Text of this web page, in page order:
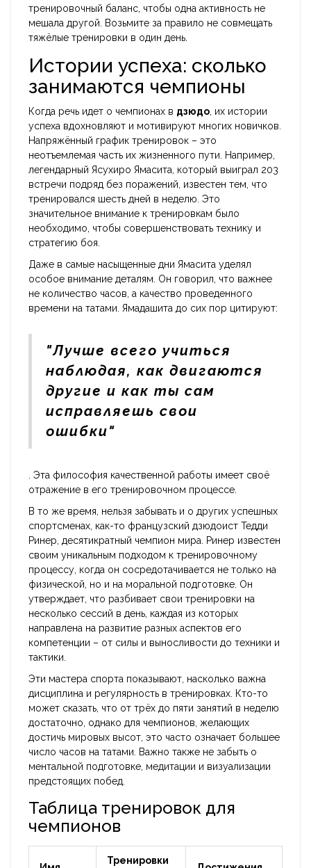
тренировочный баланс, чтобы одна активность не
мешала другой. Возьмите за правило не совмещать
тяжёлые тренировки в один день.
Истории успеха: сколько
занимаются чемпионы
Когда речь идет о чемпионах в дзюдо , их истории
успеха вдохновляют и мотивируют многих новичков.
Напряжённый график тренировок – это
неотъемлемая часть их жизненного пути. Например,
легендарный Ясухиро Ямасита, который выиграл 203
встречи подряд без поражений, известен тем, что
тренировался шесть дней в неделю. Это
значительное внимание к тренировкам было
необходимо, чтобы совершенствовать технику и
стратегию боя.
Даже в самые насыщенные дни Ямасита уделял
особое внимание деталям. Он говорил, что важнее
не количество часов, а качество проведенного
времени на татами. Ямадашита до сих пор цитируют:
"Лучше всего учиться
наблюдая, как двигаются
другие и как ты сам
исправляешь свои
ошибки"
. Эта философия качественной работы имеет своё
отражение в его тренировочном процессе.
В то же время, нельзя забывать и о других успешных
спортсменах, как-то французский дзюдоист Тедди
Ринер, десятикратный чемпион мира. Ринер известен
своим уникальным подходом к тренировочному
процессу, когда он сосредотачивается не только на
физической, но и на моральной подготовке. Он
утверждает, что разбивает свои тренировки на
несколько сессий в день, каждая из которых
направлена на развитие разных аспектов его
компетенции – от силы и выносливости до техники и
тактики.
Эти мастера спорта показывают, насколько важна
дисциплина и регулярность в тренировках. Кто-то
может сказать, что от трёх до пяти занятий в неделю
достаточно, однако для чемпионов, желающих
достичь мировых высот, это часто означает большее
число часов на татами. Важно также не забыть о
ментальной подготовке, медитации и визуализации
предстоящих побед.
Таблица тренировок для
чемпионов
Тренировки